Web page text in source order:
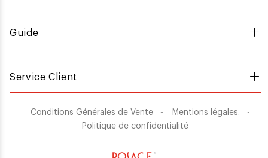
Guide
Service Client
Conditions Générales de Vente
Mentions légales.
Politique de confidentialité